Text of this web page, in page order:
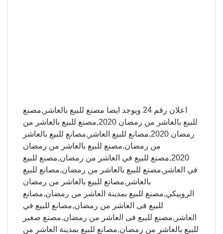
اعلان رقم 24 ويوجد ايضا مصنع للبيع بالعاشر,مصنع
للبيع بالعاشر من رمضان 2020,مصنع للبيع بالعاشر من
رمضان 2020,مصانع للبيع العاشر,مصانع للبيع بالعاشر
من رمضان,مصنع للبيع بالعاشر من رمضان
2020,مصنع للبيع في العاشر من رمضان,مصنع للبيع
في العاشر,مصنع للبيع بالعاشر من رمضان,مصانع للبيع
بالعاشر,مصانع للبيع بالعاشر من رمضان
الروبيكي,مصنع للبيع بمدينة العاشر من رمضان,مصانع
للبيع فى العاشر من رمضان,مصانع للبيع في
العاشر,مصنع للبيع فى العاشر من رمضان,مصنع صغير
للبيع بالعاشر من رمضان,مصانع للبيع بمدينة العاشر من